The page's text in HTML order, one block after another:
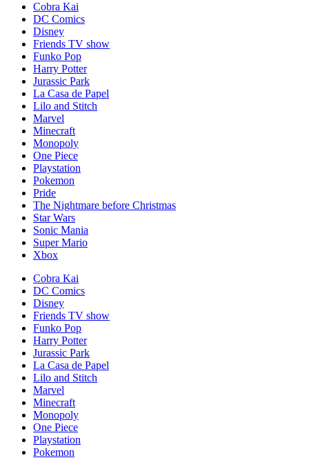
Cobra Kai
DC Comics
Disney
Friends TV show
Funko Pop
Harry Potter
Jurassic Park
La Casa de Papel
Lilo and Stitch
Marvel
Minecraft
Monopoly
One Piece
Playstation
Pokemon
Pride
The Nightmare before Christmas
Star Wars
Sonic Mania
Super Mario
Xbox
Cobra Kai
DC Comics
Disney
Friends TV show
Funko Pop
Harry Potter
Jurassic Park
La Casa de Papel
Lilo and Stitch
Marvel
Minecraft
Monopoly
One Piece
Playstation
Pokemon